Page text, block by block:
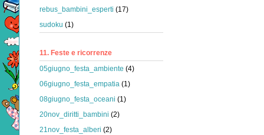
rebus_bambini_esperti (17)
sudoku (1)
11. Feste e ricorrenze
05giugno_festa_ambiente (4)
06giugno_festa_empatia (1)
08giugno_festa_oceani (1)
20nov_diritti_bambini (2)
21nov_festa_alberi (2)